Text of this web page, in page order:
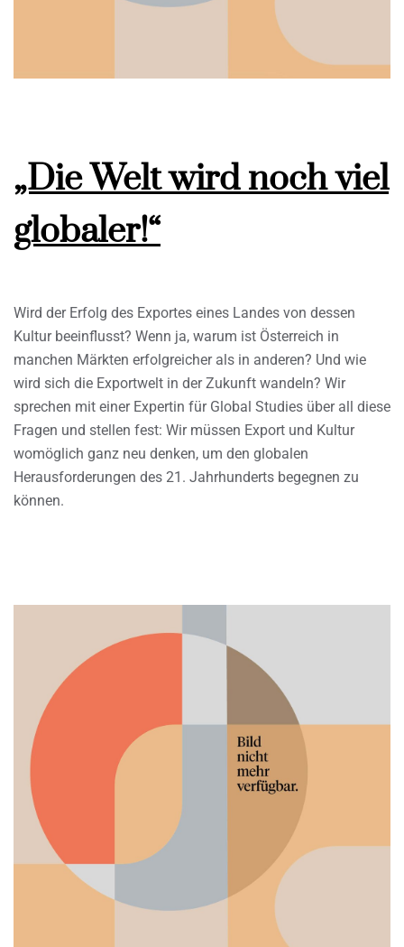
„Die Welt wird noch viel
globaler!“
Wird der Erfolg des Exportes eines Landes von dessen
Kultur beeinflusst? Wenn ja, warum ist Österreich in
manchen Märkten erfolgreicher als in anderen? Und wie
wird sich die Exportwelt in der Zukunft wandeln? Wir
sprechen mit einer Expertin für Global Studies über all diese
Fragen und stellen fest: Wir müssen Export und Kultur
womöglich ganz neu denken, um den globalen
Herausforderungen des 21. Jahrhunderts begegnen zu
können.